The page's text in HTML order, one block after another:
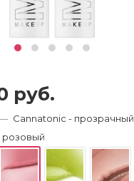
руб.
Cannatonic - прозрачный,
розовый